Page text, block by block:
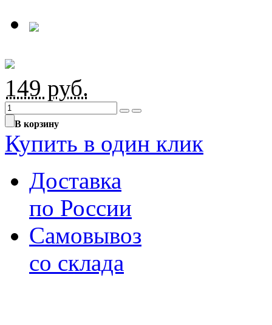
149 руб.
В корзину
Купить в один клик
Доставка
по России
Самовывоз
со склада